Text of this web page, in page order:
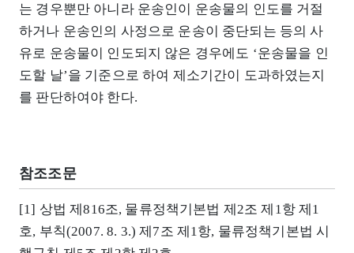
는 경우뿐만 아니라 운송인이 운송물의 인도를 거절
하거나 운송인의 사정으로 운송이 중단되는 등의 사
유로 운송물이 인도되지 않은 경우에도 ‘운송물을 인
도할 날’을 기준으로 하여 제소기간이 도과하였는지
를 판단하여야 한다.
참조조문
[1] 상법 제816조, 물류정책기본법 제2조 제1항 제1
호, 부칙(2007. 8. 3.) 제7조 제1항, 물류정책기본법 시